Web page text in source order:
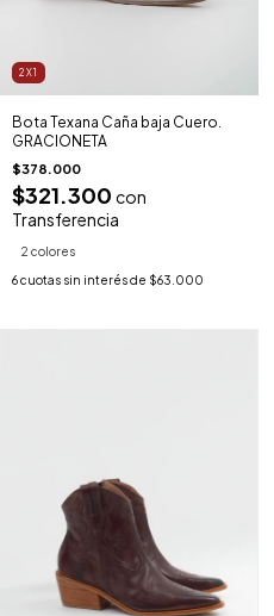
2X1
Bota Texana Caña baja Cuero.
GRACIONETA
$378.000
$321.300 con
Transferencia
2 colores
6cuotas sin interés de $63.000